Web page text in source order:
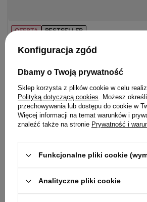
OFERTA BESTSELLER
Serum Davines More Inside Curl
podkreślające skręt 250 ml
81,50 zł / szt.
81.5pktpunktów
Najniższa cena produktu w okresie 30 dni
wprowadzeniem obniżki:80,75 zł +1%
Cena katalogowa:115,01 zł -29%
Do koszyka
Konfiguracja zgód
Dbamy o Twoją prywatność
Sklep korzysta z plików cookie w celu
Polityką dotyczącą cookies. Możesz
przechowywania lub dostępu do cookie w
Więcej informacji na temat warunków i
znaleźć także na stronie Prywatność i
Funkcjonalne pliki cookie
Analityczne pliki cookie